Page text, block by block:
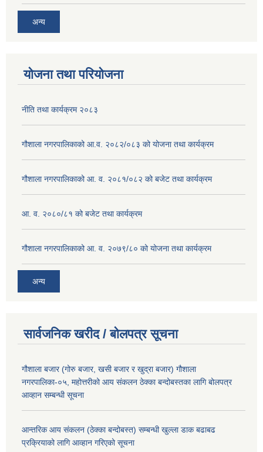
अन्य
योजना तथा परियोजना
नीति तथा कार्यक्रम २०८३
गौशाला नगरपालिकाको आ.व. २०८२/०८३ को योजना तथा कार्यक्रम
गौशाला नगरपालिकाको आ. व. २०८१/०८२ को बजेट तथा कार्यक्रम
आ. व. २०८०/८१ को बजेट तथा कार्यक्रम
गौशाला नगरपालिकाको आ. व. २०७९/८० को योजना तथा कार्यक्रम
अन्य
सार्वजनिक खरीद / बोलपत्र सूचना
गौशाला बजार (गोरु बजार, खसी बजार र खुद्रा बजार) गौशाला
नगरपालिका-०५, महोत्तरीको आय संकलन ठेक्का बन्दोबस्तका लागि बोलपत्र
आव्हान सम्बन्धी सूचना
आन्तरिक आय संकलन (ठेक्का बन्दोबस्त) सम्बन्धी खुल्ला डाक बढाबढ
प्रक्रियाको लागि आव्हान गरिएको सूचना